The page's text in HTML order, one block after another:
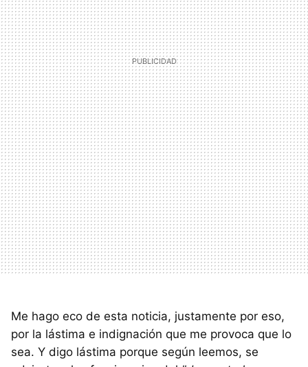
Me hago eco de esta noticia, justamente por eso,
por la lástima e indignación que me provoca que lo
sea. Y digo lástima porque según leemos, se